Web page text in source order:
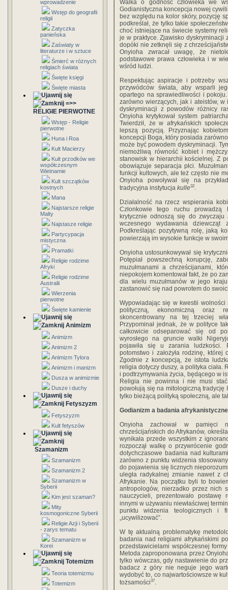
wprowadzenie
Wstęp do geografii
religii
Zatyczka
panieńska
Zaświaty w
literaturze i w sztuce
Śmierć w różnych
religiach świata
Święte księgi
Święte miasta
=>>
RELIGIE PIERWOTNE
Wstęp - Religie
pierwotne
Huna i Roa
Kult Macierzy
Kult przodków we
współczesnym
Wietnamie
Kult szczątków
kostnych
Mana
Najstarsze religie
Malty
Najstasze religie
Partycypacja
mistyczna
Pramatki
Religie rodzime
Afryki
Religie rodzime
Australii
Wierzenia
pierwotne
Święte kamienie
Animizm
Animizm
Animizm 2
Animizm Tylora
Animizm i manizm
Dusza w animizmie
Dusze i duchy
Fetyszyzm
Fetyszyzm
Kult fetyszów
Szamanizm
Szamanizm
Szamanizm 2
Szamanizm w
Syberii
Kim jest szaman?
Mity
kosmogoniczne Syberii
Religie Azji i Syberii
- zarys tematu
Szamanizm w
Korei
Totemizm
Teoria totemizmu
Totemizm
Walka o godność człowieka we
Godianistyczna koncepcja nowej
bez względu na kolor skóry, pozycję
podkreślał, że tylko takie
choć istniejące na świecie systemy
je w praktyce. Zjawisko dyskryminacji
dopóki nie zetknęli się z
Onyioha zwracał uwagę, że
podstawowe prawa człowieka i w
wśród ludzi.
Respektując aspiracje i potrzeby
przywódców świata, aby wsparli
opartego na sprawiedliwości i
zarówno wierzących, jak i ateistów,
dyskryminacji z powodów różnicy
Onyioha krytykował system
Twierdził, że w afrykańskich
lepszą pozycją. Przyznając
koncepcji Boga, który posiada
może być powodem dyskryminacji.
niemożliwą równość kobiet i
stanowisk w hierarchii kościelnej. Z
obowiązuje separacja płci.
funkcji kultowych, ale też często nie
Onyioha powoływał się na
tradycyjna instytucja kulle32.
Działalność na rzecz wspierania
Członkowie tego ruchu prowadzą
krytycznie odnoszą się do zwyczaju
wczesnego wydawania
Podkreślając pozytywną rolę, jaką
powierzają im wysokie funkcje w
Onyioha ustosunkowywał się
Potępiał powszechną korupcję,
muzułmanami a chrześcijanami,
niepokojem komentował fakt, że po
dla wielu muzułmanów w jego
zastanowić się nad powrotem do
Wypowiadając się w kwestii wolności
polityczną, ekonomiczną oraz
skoncentrowany na tej trzeciej
Przypominał jednak, że w polityce
całkowicie odseparować się od
wyrosłego na gruncie walki
pojawiła się u zarania
potomstwo i założyła rodzinę,
Zgodnie z koncepcją, że istota
religia dotyczy duszy, a polityka ciała.
i podtrzymywania życia, będącego w
Religia nie powinna i nie musi
powołują się na mitologiczną tradycję
tylko bieżącą polityką społeczną, ale
Godianizm a badania afrykanistyczne
Onyioha zachował w pamięci
chrześcijańskich do Afrykanów,
wynikała przede wszystkim z
rozpoczął walkę o przywrócenie
dotychczasowe badania nad
zarówno z punktu widzenia
do pojawienia się licznych
uległa radykalnej zmianie nawet z
Afrykanie. Na początku byli to
antropologów, nierzadko przez nich
nauczycieli, prezentowało
innymi w używaniu niewłaściwej
punktu widzenia teologicznych i
„ucywilizować”.
W tę aktualną problematykę
badania nad religiami afrykańskimi
przedstawicielami współczesnej
Metoda zaproponowana przez
tylko wówczas, gdy nastawienie do
badacz z góry nie neguje jego
wydobyć to, co najwartościowsze w
tożsamości37.